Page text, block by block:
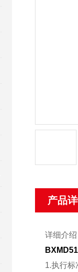
产品
详细介
1.执行